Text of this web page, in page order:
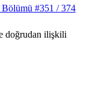
Bölümü #351 / 374
doğrudan ilişkili